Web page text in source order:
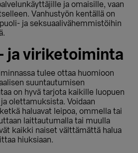
ja omaisille, vaan
Vanhustyön kentällä on
ja seksuaalivähemmistöihin
ja viriketoiminta
tulee ottaa huomioon
suuntautumisen
on hyvä tarjota kaikille luopuen
olettamuksista. Voidaan
haluavat leipoa, ommella tai
laittautumalla tai muulla
kaikki naiset välttämättä halua
hiuksiaan.